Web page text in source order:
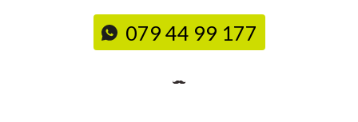
079 44 99 177